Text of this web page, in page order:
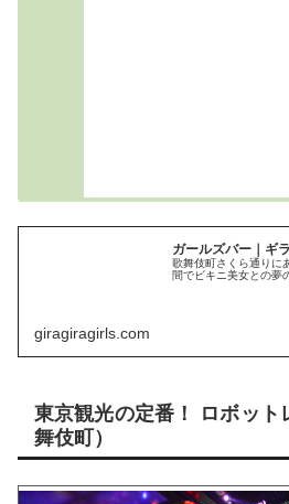
ガールズバー｜ギ
歌舞伎町さくら通りに
間でビキニ美女との夢
giragiragirls.com
東京観光の定番！ ロボット
舞伎町）